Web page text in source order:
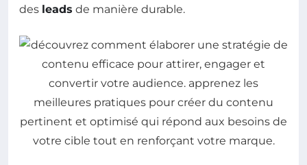
des leads de manière durable.